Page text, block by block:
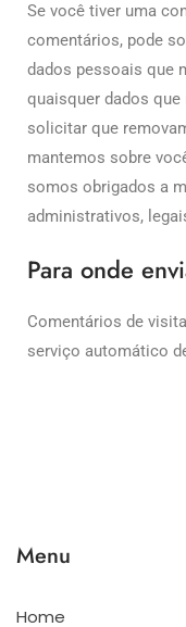
Se você tiver uma
comentários, pode
dados pessoais que
quaisquer dados
solicitar que
mantemos sobre
somos obrigados a
administrativos,
Para onde
Comentários de
serviço automático
Menu
Home